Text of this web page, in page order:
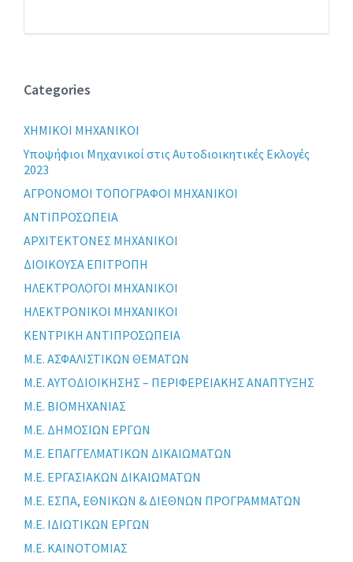
Categories
XHMIKOI MHXANIKOI
Yποψήφιοι Μηχανικοί στις Αυτοδιοικητικές Εκλογές
2023
ΑΓΡΟΝΟΜΟΙ ΤΟΠΟΓΡΑΦΟΙ ΜΗΧΑΝΙΚΟΙ
ΑΝΤΙΠΡΟΣΩΠΕΙΑ
ΑΡΧΙΤΕΚΤΟΝΕΣ ΜΗΧΑΝΙΚΟΙ
ΔΙΟΙΚΟΥΣΑ ΕΠΙΤΡΟΠΗ
ΗΛΕΚΤΡΟΛΟΓΟΙ ΜΗΧΑΝΙΚΟΙ
ΗΛΕΚΤΡΟΝΙΚΟΙ ΜΗΧΑΝΙΚΟΙ
ΚΕΝΤΡΙΚΗ ΑΝΤΙΠΡΟΣΩΠΕΙΑ
Μ.Ε. ΑΣΦΑΛΙΣΤΙΚΩΝ ΘΕΜΑΤΩΝ
Μ.Ε. ΑΥΤΟΔΙΟΙΚΗΣΗΣ – ΠΕΡΙΦΕΡΕΙΑΚΗΣ ΑΝΑΠΤΥΞΗΣ
Μ.Ε. ΒΙΟΜΗΧΑΝΙΑΣ
Μ.Ε. ΔΗΜΟΣΙΩΝ ΕΡΓΩΝ
Μ.Ε. ΕΠΑΓΓΕΛΜΑΤΙΚΩΝ ΔΙΚΑΙΩΜΑΤΩΝ
Μ.Ε. ΕΡΓΑΣΙΑΚΩΝ ΔΙΚΑΙΩΜΑΤΩΝ
Μ.Ε. ΕΣΠΑ, ΕΘΝΙΚΩΝ & ΔΙΕΘΝΩΝ ΠΡΟΓΡΑΜΜΑΤΩΝ
Μ.Ε. ΙΔΙΩΤΙΚΩΝ ΕΡΓΩΝ
Μ.Ε. ΚΑΙΝΟΤΟΜΙΑΣ